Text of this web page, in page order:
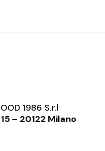
1986 S.r.l
– 20122 Milano